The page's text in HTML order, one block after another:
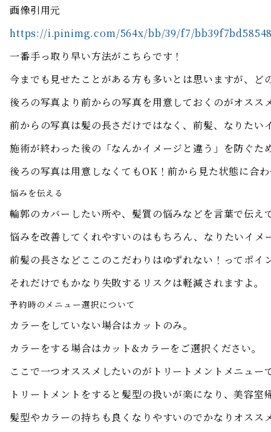
画像引用元
https://i.pinimg.com/564x/bb/39/f7/
一番手っ取り早い方法がこちらです！
今までも見せたことがある方も多いとは思いますが、ど
後ろの写真より前からの写真を用意しておくのがオスス
前からの写真は髪の長さだけではなく、前髪、なりた
施術が終わった後の「なんかイメージと違う」を防ぐた
後ろの写真は用意しなくてもOK！前から見た状態に合
悩みを伝える
輪郭のカバーしたい所や、髪質の悩みなどを言葉で伝え
悩みを改善してくれやすいのはもちろん、なりたいイ
前髪の長さなどここのこだわりはゆずれない！ってポイ
それだけでもかなり失敗するリスクは軽減されますよ。
予約時のメニュー選択について
カラーをしていない場合はカットのみ。
カラーをする場合はカット&カラーをご選択ください。
ここで一つオススメしたいのがトリートメントメニュー
トリートメントをすると髪型の扱いが楽になり、美容
髪型やカラーの持ちも良くなりやすいのでかなりオスス